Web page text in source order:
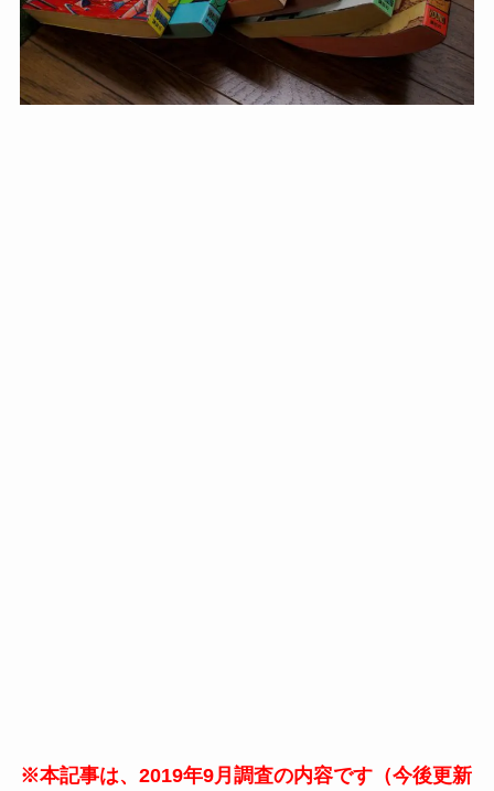
※本記事は、2019年9月調査の内容です（今後更新